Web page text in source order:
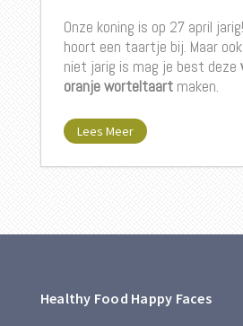
Onze koning is op 27 april
hoort een taartje bij. Maar
niet jarig is mag je best deze
oranje worteltaartmaken.
Lees Meer
Healthy Food Happy Faces